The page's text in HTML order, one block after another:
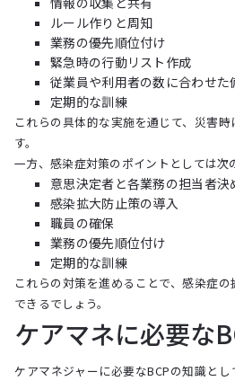
ルール作りと周知
業務の優先順位付け
緊急時の行動リスト作成
従業員や利用者の数に合わせた
定期的な訓練
これらの具体的な実施を通じて、災害
す。
一方、感染症対策のポイントとしては次
意思決定者と各業務の担当者決
感染拡大防止策の導入
職員の確保
業務の優先順位付け
定期的な訓練
これらの対策を進めることで、感染症
できるでしょう。
ケアマネに必要な
ケアマネジャーに必要なBCPの知識とし